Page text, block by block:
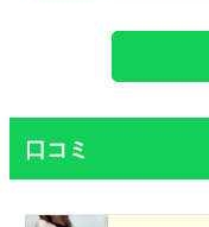
口コミ